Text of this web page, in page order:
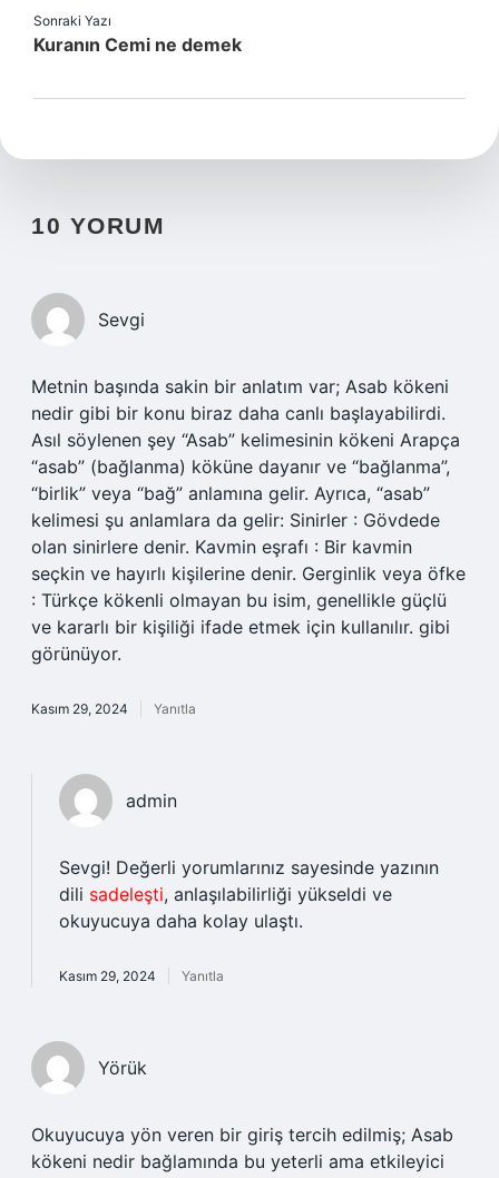
Sonraki Yazı
Kuranın Cemi ne demek
10 YORUM
Sevgi
Metnin başında sakin bir anlatım var; Asab kökeni
nedir gibi bir konu biraz daha canlı başlayabilirdi.
Asıl söylenen şey “Asab” kelimesinin kökeni Arapça
“asab” (bağlanma) köküne dayanır ve “bağlanma”,
“birlik” veya “bağ” anlamına gelir. Ayrıca, “asab”
kelimesi şu anlamlara da gelir: Sinirler : Gövdede
olan sinirlere denir. Kavmin eşrafı : Bir kavmin
seçkin ve hayırlı kişilerine denir. Gerginlik veya öfke
: Türkçe kökenli olmayan bu isim, genellikle güçlü
ve kararlı bir kişiliği ifade etmek için kullanılır. gibi
görünüyor.
Kasım 29, 2024 Yanıtla
admin
Sevgi! Değerli yorumlarınız sayesinde yazının
dili sadeleşti, anlaşılabilirliği yükseldi ve
okuyucuya daha kolay ulaştı.
Kasım 29, 2024 Yanıtla
Yörük
Okuyucuya yön veren bir giriş tercih edilmiş; Asab
kökeni nedir bağlamında bu yeterli ama etkileyici